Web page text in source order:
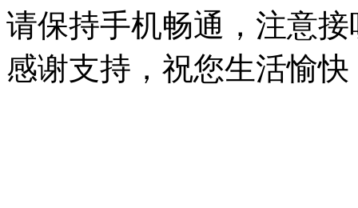
请保持手机畅通，注意
感谢支持，祝您生活愉快